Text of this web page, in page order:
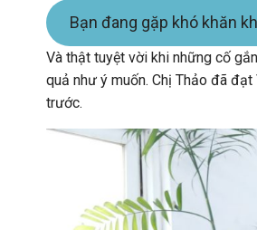
Bạn đang gặp khó khăn
Và thật tuyệt vời khi những cố
quả như ý muốn. Chị Thảo đã
trước.